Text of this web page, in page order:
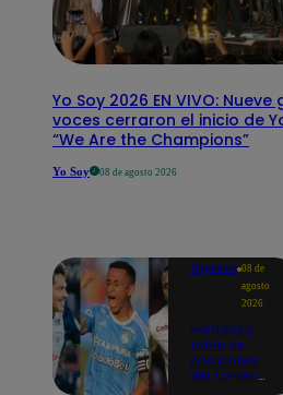
Yo Soy 2026 EN VIVO: Nueve
voces cerraron el inicio de
“We Are the Champions”
Yo Soy 08 de agosto 2026
Deportes 08 de
agosto
2026
Partidos y
tabla de
posiciones
del Torneo